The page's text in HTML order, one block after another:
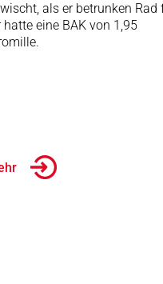
als er betrunken Rad
hatte eine BAK von 1,95